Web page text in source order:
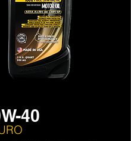
40